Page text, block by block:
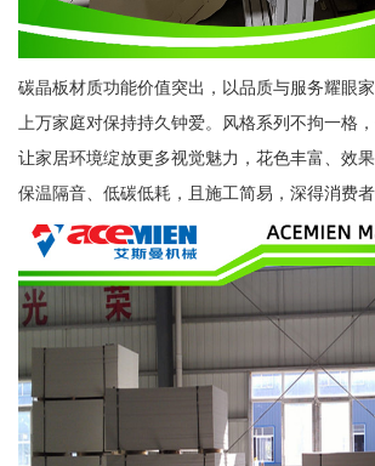
碳晶板材质功能价值突出，以品质与服务耀眼
上万家庭对保持持久钟爱。风格系列不拘一格
让家居环境绽放更多视觉魅力，花色丰富、效果
保温隔音、低碳低耗，且施工简易，深得消费者